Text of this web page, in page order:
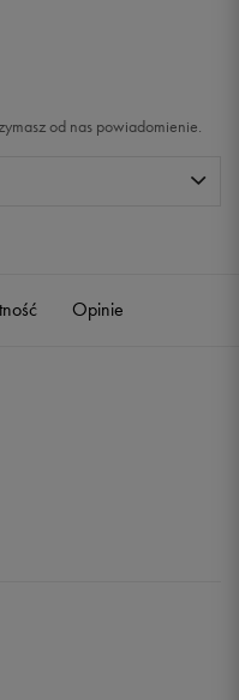
od nas powiadomienie.
Opinie